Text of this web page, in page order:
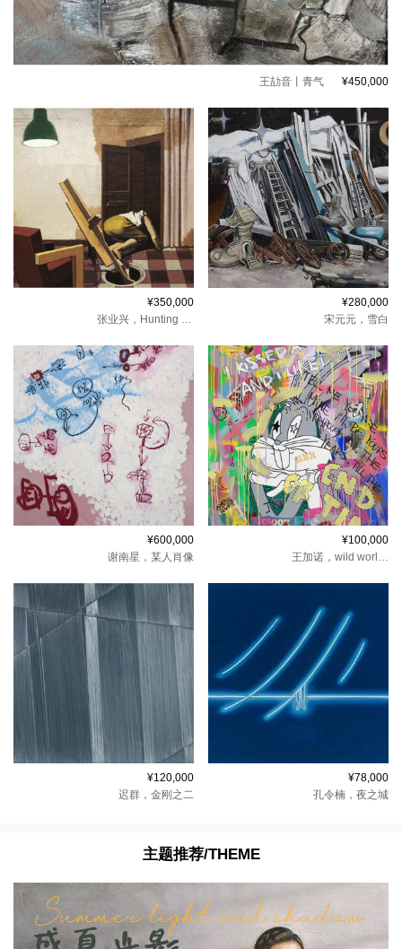
¥450,000
青气
王劼⾳丨
¥350,000
Hunting in Dreamland–3
张业兴，
¥280,000
雪白
宋元元，
¥600,000
某人肖像
谢南星，
¥100,000
wild world No.12
王加诺，
¥120,000
金刚之二
迟群，
¥78,000
夜之城
孔令楠，
主题推荐/THEME